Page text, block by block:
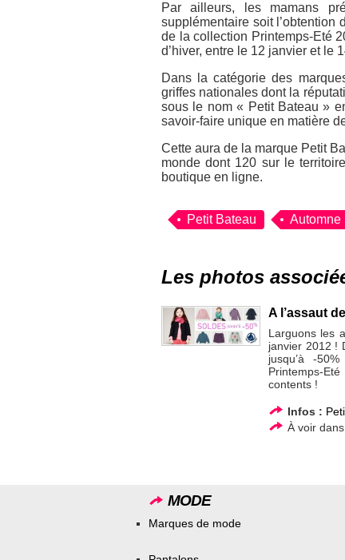
Par ailleurs, les mamans
supplémentaire soit l’obtention
de la collection Printemps-Eté
d’hiver, entre le 12 janvier et le
Dans la catégorie des
griffes nationales dont la
sous le nom « Petit Bateau »
savoir-faire unique en matière
Cette aura de la marque Petit
monde dont 120 sur le
boutique en ligne.
Petit Bateau Automne
Les photos
A l’assaut
Larguons les
janvier 2012 !
jusqu’à -
Printemps-
contents !
Infos :
À voir
MODE
Marques de mode